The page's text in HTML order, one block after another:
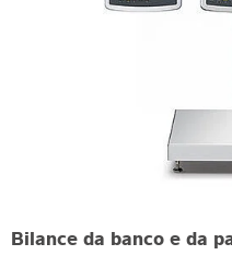
Bilance da banco e da